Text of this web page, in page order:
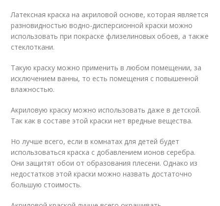
Латексная краска на акриловой основе, которая является
разновидностью водно-дисперсионной краски можно
использовать при покраске флизелиновых обоев, а также
стеклоткани.
Такую краску можно применить в любом помещении, за
исключением ванны, то есть помещения с повышенной
влажностью.
Акриловую краску можно использовать даже в детской.
Так как в составе этой краски нет вредные вещества.
Но лучше всего, если в комнатах для детей будет
использоваться краска с добавлением ионов серебра.
Они защитят обои от образования плесени. Однако из
недостатков этой краски можно назвать достаточно
большую стоимость.